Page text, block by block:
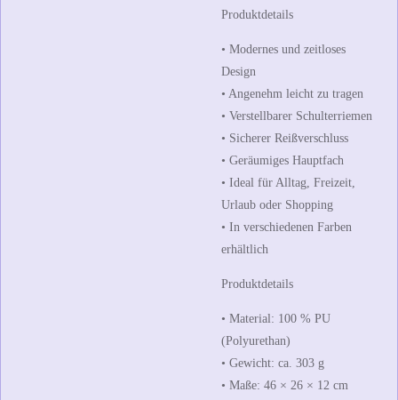
Produktdetails
• Modernes und zeitloses
Design
• Angenehm leicht zu tragen
• Verstellbarer Schulterriemen
• Sicherer Reißverschluss
• Geräumiges Hauptfach
• Ideal für Alltag, Freizeit,
Urlaub oder Shopping
• In verschiedenen Farben
erhältlich
Produktdetails
• Material: 100 % PU
(Polyurethan)
• Gewicht: ca. 303 g
• Maße: 46 × 26 × 12 cm